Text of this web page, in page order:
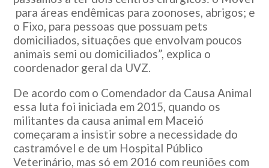
para áreas endêmicas para zoonoses, abrigos; e
o Fixo, para pessoas que possuam pets
domiciliados, situações que envolvam poucos
animais semi ou domiciliados”, explica o
coordenador geral da UVZ.
De acordo com o Comendador da Causa Animal
essa luta foi iniciada em 2015, quando os
militantes da causa animal em Maceió
começaram a insistir sobre a necessidade do
castramóvel e de um Hospital Público
Veterinário, mas só em 2016 com reuniões com